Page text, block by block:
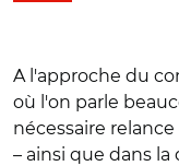
A l'approche du
où l'on parle
nécessaire
– ainsi que dans